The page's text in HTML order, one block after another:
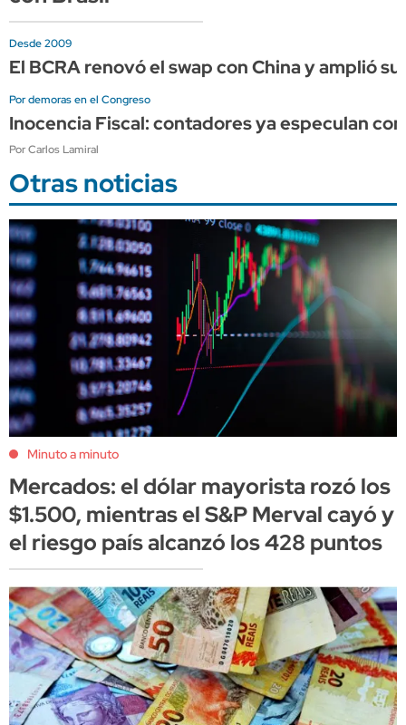
Desde 2009
El BCRA renovó el swap con China y amplió
Por demoras en el Congreso
Inocencia Fiscal: contadores ya especulan
Por Carlos Lamiral
Otras noticias
Minuto a minuto
Mercados: el dólar mayorista rozó los
$1.500, mientras el S&P Merval cayó y
el riesgo país alcanzó los 428 puntos